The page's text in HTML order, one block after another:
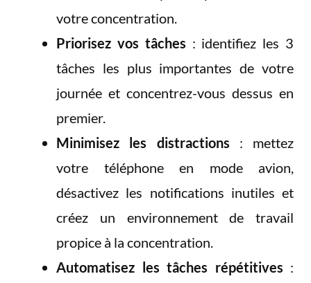
votre concentration.
Priorisez vos tâches : identifiez les 3
tâches les plus importantes de votre
journée et concentrez-vous dessus en
premier.
Minimisez les distractions : mettez
votre téléphone en mode avion,
désactivez les notifications inutiles et
créez un environnement de travail
propice à la concentration.
Automatisez les tâches répétitives :